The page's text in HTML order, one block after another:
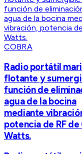
COBRA
Radio portátil
flotante y
función de
agua de la bocina
mediante
potencia de RF de
Watts.